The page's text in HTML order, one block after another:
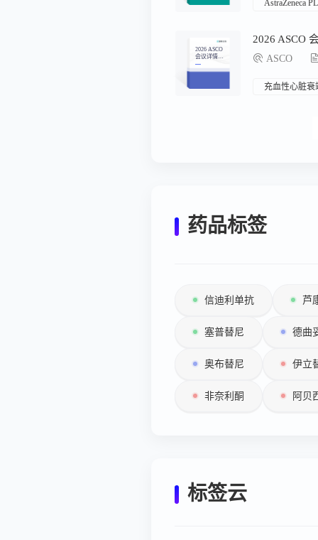
AstraZeneca
2026 ASCO
会议详情汇
总
2026 ASCO
ASCO
充血性心脏衰
药品标签
信迪利单抗 芦
塞普替尼 德曲
奥布替尼 伊立
非奈利酮 阿贝
标签云